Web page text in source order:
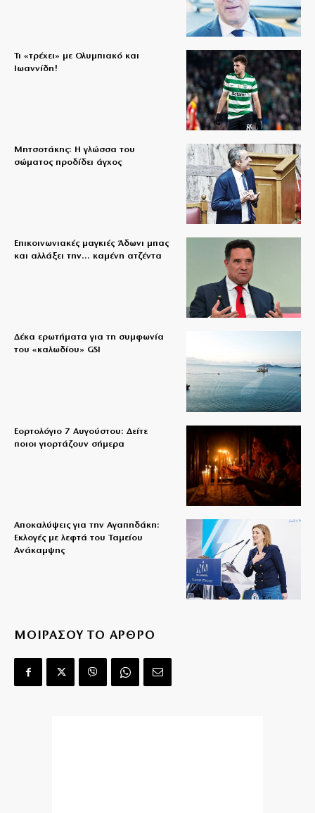
Τι «τρέχει» με Ολυμπιακό και
Ιωαννίδη!
Μητσοτάκης: Η γλώσσα του
σώματος προδίδει άγχος
Επικοινωνιακές μαγκιές Άδωνι μπας
και αλλάξει την… καμένη ατζέντα
Δέκα ερωτήματα για τη συμφωνία
του «καλωδίου» GSI
Εορτολόγιο 7 Αυγούστου: Δείτε
ποιοι γιορτάζουν σήμερα
Αποκαλύψεις για την Αγαπηδάκη:
Εκλογές με λεφτά του Ταμείου
Ανάκαμψης
ΜΟΙΡΑΣΟΥ ΤΟ ΑΡΘΡΟ